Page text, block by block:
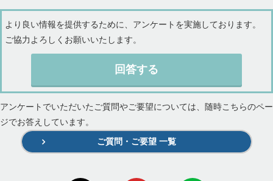
より良い情報を提供するために、アンケートを実施しております。
ご協力よろしくお願いいたします。
回答する
アンケートでいただいたご質問やご要望については、随時こちらのペー
ジでお答えしています。
ご質問・ご要望 一覧